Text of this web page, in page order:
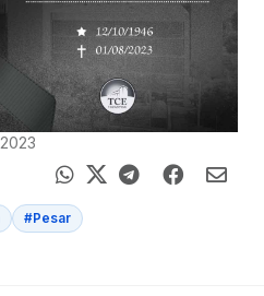
#Pesar